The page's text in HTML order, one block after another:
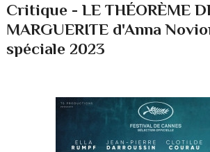
Critique - LE THÉORÈME
MARGUERITE d'Anna
spéciale 2023